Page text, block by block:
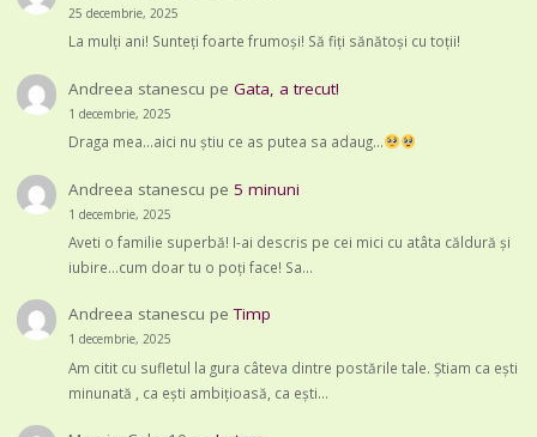
25 decembrie, 2025
La mulți ani! Sunteți foarte frumoși! Să fiți sănătoși cu toții!
Andreea stanescu peGata, a trecut!
1 decembrie, 2025
Draga mea...aici nu știu ce as putea sa adaug...
Andreea stanescu pe 5 minuni
1 decembrie, 2025
Aveti o familie superbă! I-ai descris pe cei mici cu atâta căldură și
iubire...cum doar tu o poți face! Sa…
Andreea stanescu peTimp
1 decembrie, 2025
Am citit cu sufletul la gura câteva dintre postările tale. Știam ca ești
minunată , ca ești ambițioasă, ca ești…